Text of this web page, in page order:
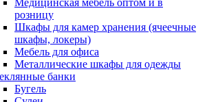
Медицинская мебель оптом и в
розницу
Шкафы для камер хранения (ячеечные
шкафы, локеры)
Мебель для офиса
Металлические шкафы для одежды
банки
Бугель